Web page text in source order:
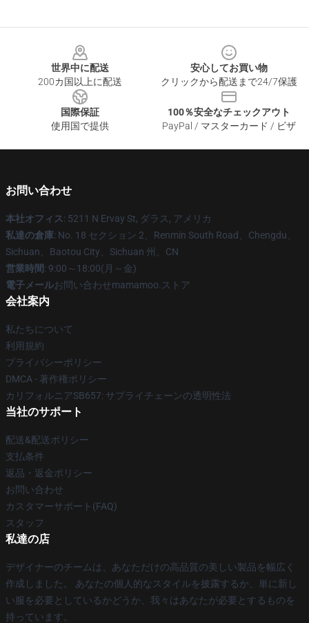
世界中に配送
200カ国以上に配送
安心してお買い物
クリックから配送まで24/7保護
国際保証
使用国で提供
100％安全なチェックアウト
PayPal / マスターカード / ビザ
お問い合わせ
本社オフィス: 5211 N Ervay St, ダラス, アメリカ
私達の倉庫: No. 18 セクション 2、Renmin South Road、Chengdu、
Sichuan、Baotou City、Sichuan 州、CN
営業時間: 9:00～18:00(月～金)
電子メールお問い合わせmamamoo.ストア
会社案内
私たちについて
利用規約
プライバシーポリシー
DMCA - 著作権ポリシー
カリフォルニアSB657: サプライチェーンの透明性法
当社のサポート
配送&配送ポリシー
支払条件
返品・返金ポリシー
お問い合わせ
カスタマーサポート(FAQ)
スタッフ
私達の店
デザイナーのチームは、あなただけの高品質の美しい製品を幅広く
作成しました。 あなたの個人的なスタイルを披露するか、単に新し
い服を必要としているかどうか、我々はあなたが必要とするものを
持っています。